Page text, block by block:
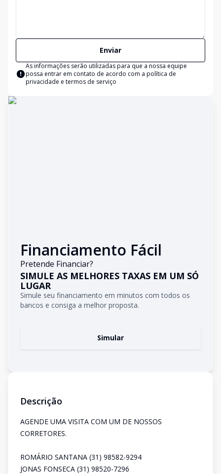
Enviar
As informações serão utilizadas para que a nossa equipe
possa entrar em contato de acordo com a política de
privacidade e termos de serviço
Financiamento Fácil
Pretende Financiar?
SIMULE AS MELHORES TAXAS EM UM SÓ
LUGAR
Simule seu financiamento em minutos com todos os
bancos e consiga a melhor proposta.
Simular
Descrição
AGENDE UMA VISITA COM UM DE NOSSOS
CORRETORES.
ROMÁRIO SANTANA (31) 98582-9294
JONAS FONSECA (31) 98520-7296